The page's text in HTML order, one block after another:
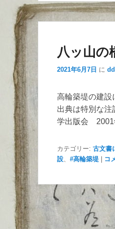
八ッ山
2021年6月7日 に
高輪築堤の建設
出典は特別な注
学出版会 2001
カテゴリー: 古文書
設、 #高輪築堤 コ